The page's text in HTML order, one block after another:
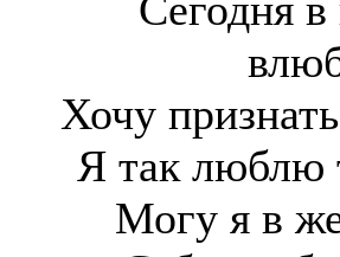
Хочу
Я так люблю
Могу я в